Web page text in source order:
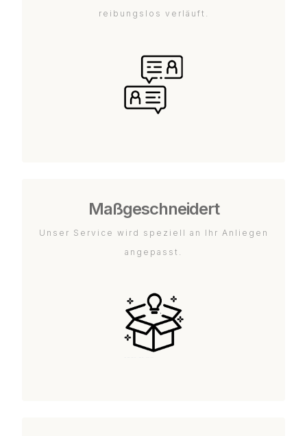
reibungslos verläuft.
Maßgeschneidert
Unser Service wird speziell an Ihr Anliegen
angepasst.